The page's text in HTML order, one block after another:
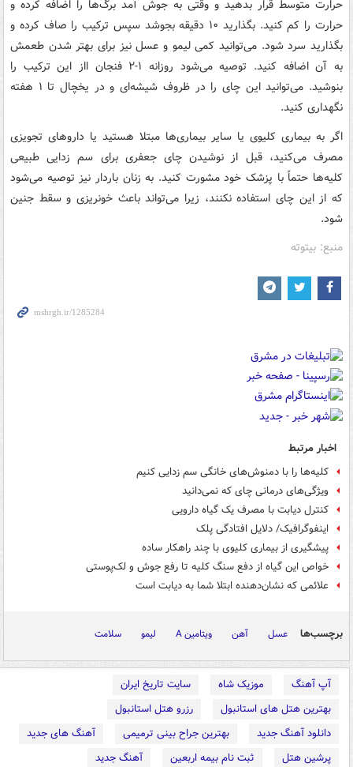
حرارت متوسط قرار بدهید و وقتی به جوش آمد برگ‌ها را اضافه کرده و
حرارت را کم کنید. بگذارید ۱۰ دقیقه بجوشد سپس ترکیب را صاف کرده و
بگذارید سرد شود. می‌توانید کمی لیمو و عسل نیز برای بهتر شدن طعمش
به آن اضافه کنید. توصیه می‌شود روزانه ۱-۲ فنجان ااز این ترکیب را
بنوشید. می‌توانید این چای را در ظروف شیشه‌ای و در یخچال تا ۱ هفته
نگهداری کنید.
اگر به بیماری کلیوی یا سایر بیماری‌ها مبتلا هستید یا داروهای تجویزی
مصرف می‌کنید، قبل از نوشیدن چای جعفری برای سم زدایی طبیعی
کلیه‌ها حتماً با پزشک خود مشورت کنید. به زنان باردار نیز توصیه می‌شود
که از این چای استفاده نکنند، زیرا می‌تواند باعث خونریزی و سقط جنین
شود.
منبع: بیتوته
اخبار مرتبط
کلیه‌ها را با دمنوش‌های خانگی سم زدایی کنیم
ویژگی‌های درمانی چای که نمی‌دانید
کنترل دیابت با مصرف یک گیاه دارویی
اینفوگرافیک/ دلایل افتادگی پلک
پیشگیری از بیماری کلیوی با چند راهکار ساده
خواص این گیاه از دفع سنگ کلیه تا رفع جوش و لک‌پوستی
علائمی که نشان‌دهنده ابتلا شما به دیابت است
برچسب‌ها عسل آهن ویتامین A لیمو سلامت
آپ آهنگ موزیک شاه
سایت تاریخ ایران
بهترین هتل های استانبول
رزرو هتل استانبول
دانلود آهنگ جدید
بهترین جراح بینی ترمیمی
آهنگ های جدید
پرشین هتل
ثبت نام بیمه اربعین
آهنگ جدید